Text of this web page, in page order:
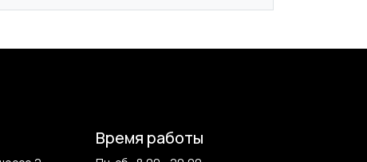
Время работы